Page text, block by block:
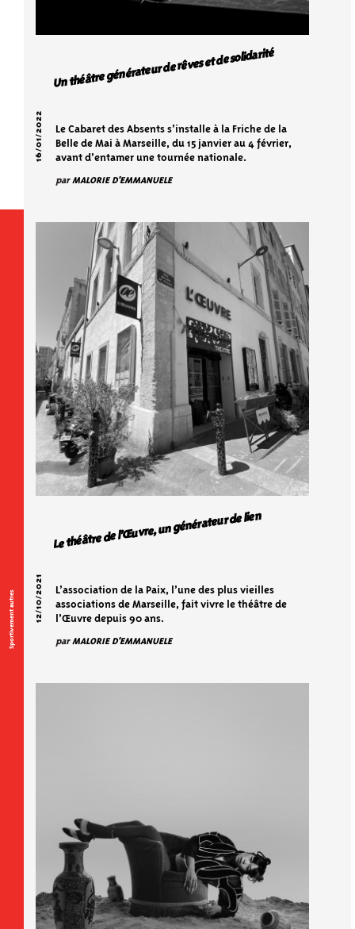
Sportivement autres
Un théâtre générateur de rêves et de solidarité
16/01/2022
Le Cabaret des Absents s’installe à la Friche de la
Belle de Mai à Marseille, du 15 janvier au 4 février,
avant d’entamer une tournée nationale.
parMALORIE D'EMMANUELE
Le théâtre de l’Œuvre, un générateur de lien
12/10/2021
L’association de la Paix, l’une des plus vieilles
associations de Marseille, fait vivre le théâtre de
l’Œuvre depuis 90 ans.
parMALORIE D'EMMANUELE